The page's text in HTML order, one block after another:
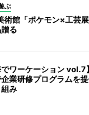
ぶ
術館「ポケモン×工芸
る
でワーケーション
業研修プログラムを
み